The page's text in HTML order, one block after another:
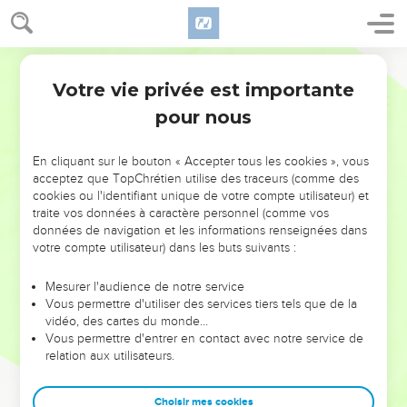
NE MANQUEZ PAS L’ÉVÉNEMENT
DE L’ANNÉE !
ET SI LEURS ERREURS POUVAIENT VOUS ÉVITER LES
VOTRES ?
leur foi ou leur vision. Mais on voit moins les doutes, les erreurs
et les saisons difficiles qu'ils ont traversés, alors même que ce
sont elles qui les ont façonnés.
Dans cette conférence, leaders, entrepreneurs, et responsables
clés pour avancer avec plus de sagesse afin que leurs erreurs
Votre vie privée est importante
pour nous
En cliquant sur le bouton « Accepter tous les cookies », vous
acceptez que TopChrétien utilise des traceurs (comme des
cookies ou l'identifiant unique de votre compte utilisateur) et
traite vos données à caractère personnel (comme vos
données de navigation et les informations renseignées dans
votre compte utilisateur) dans les buts suivants :
Mesurer l'audience de notre service
Vous permettre d'utiliser des services tiers tels que de la
vidéo, des cartes du monde…
Vous permettre d'entrer en contact avec notre service de
relation aux utilisateurs.
Choisir mes cookies